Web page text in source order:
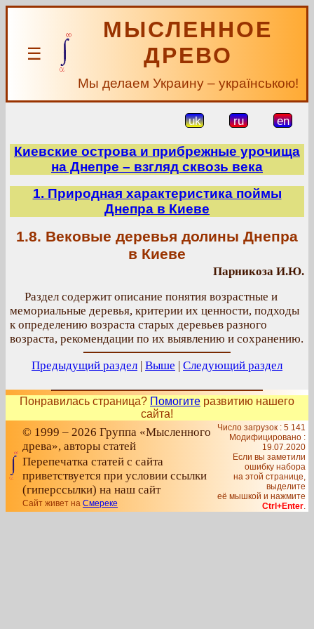
☰
МЫСЛЕННОЕ
ДРЕВО
Мы делаем Украину – українською!
uk ru en
Киевские острова и прибрежные урочища
на Днепре – взгляд сквозь века
1. Природная характеристика поймы
Днепра в Киеве
1.8. Вековые деревья долины Днепра
в Киеве
Парникоза И.Ю.
Раздел содержит описание понятия возрастные и
мемориальные деревья, критерии их ценности, подходы
к определению возраста старых деревьев разного
возраста, рекомендации по их выявлению и сохранению.
Предыдущий раздел | Выше | Следующий раздел
Понравилась страница? Помогите развитию нашего
сайта!
© 1999 – 2026 Группа «Мысленного
древа», авторы статей
Перепечатка статей с сайта
приветствуется при условии ссылки
(гиперссылки) на наш сайт
Сайт живет на Смереке
Число загрузок : 5 141
Модифицировано :
19.07.2020
Если вы заметили
ошибку набора
на этой странице,
выделите
её мышкой и нажмите
Ctrl+Enter.